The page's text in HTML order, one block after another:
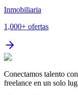
Inmobiliaria
1,000+ ofertas
Conectamos talento
freelance en un solo